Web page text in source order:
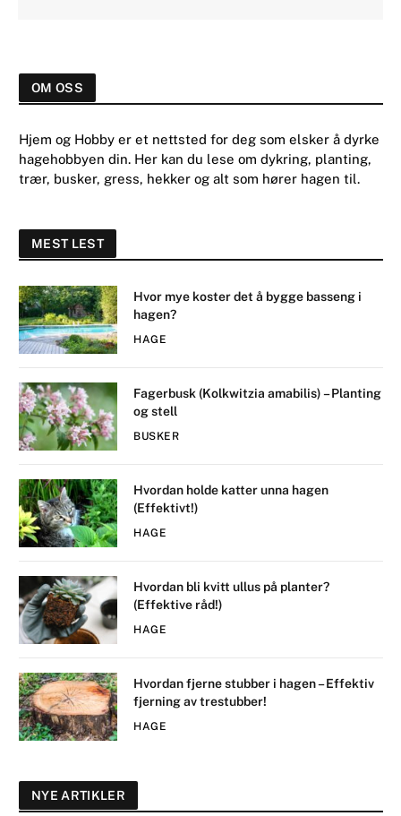
OM OSS
Hjem og Hobby er et nettsted for deg som elsker å dyrke
hagehobbyen din. Her kan du lese om dykring, planting,
trær, busker, gress, hekker og alt som hører hagen til.
MEST LEST
Hvor mye koster det å bygge basseng i
hagen?
HAGE
Fagerbusk (Kolkwitzia amabilis) – Planting
og stell
BUSKER
Hvordan holde katter unna hagen
(Effektivt!)
HAGE
Hvordan bli kvitt ullus på planter?
(Effektive råd!)
HAGE
Hvordan fjerne stubber i hagen – Effektiv
fjerning av trestubber!
HAGE
NYE ARTIKLER